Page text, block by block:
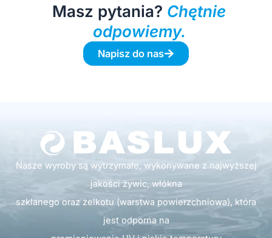
Masz pytania? Chętnie
odpowiemy.
Napisz do nas
Nasze wyroby są wytrzymałe, wykonywane z najwyższej
jakości żywic, włókna
szklanego oraz żelkotu (warstwa powierzchniowa), która
jest odporna na